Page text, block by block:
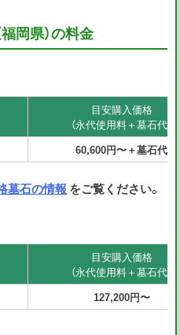
岡県）の料金
目安購入価格
（永代使用料＋墓石代）
60,600円〜＋墓石代
墓石の情報 をご覧ください。
目安購入価格
（永代使用料＋墓石代）
127,200円〜